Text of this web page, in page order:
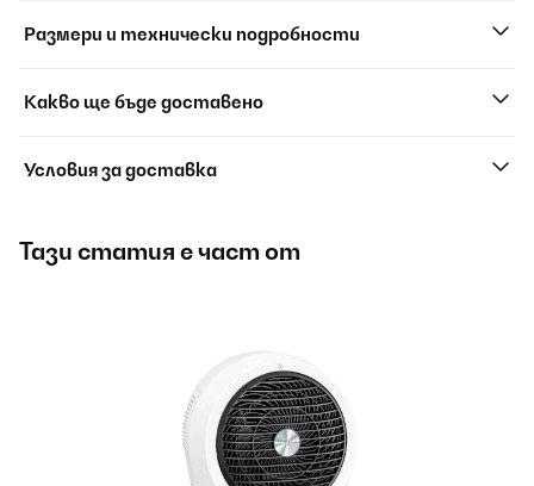
Размери и технически подробности
Какво ще бъде доставено
Условия за доставка
Тази статия е част от